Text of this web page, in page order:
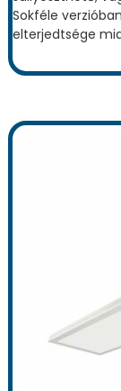
Sokféle
elterjedtsége